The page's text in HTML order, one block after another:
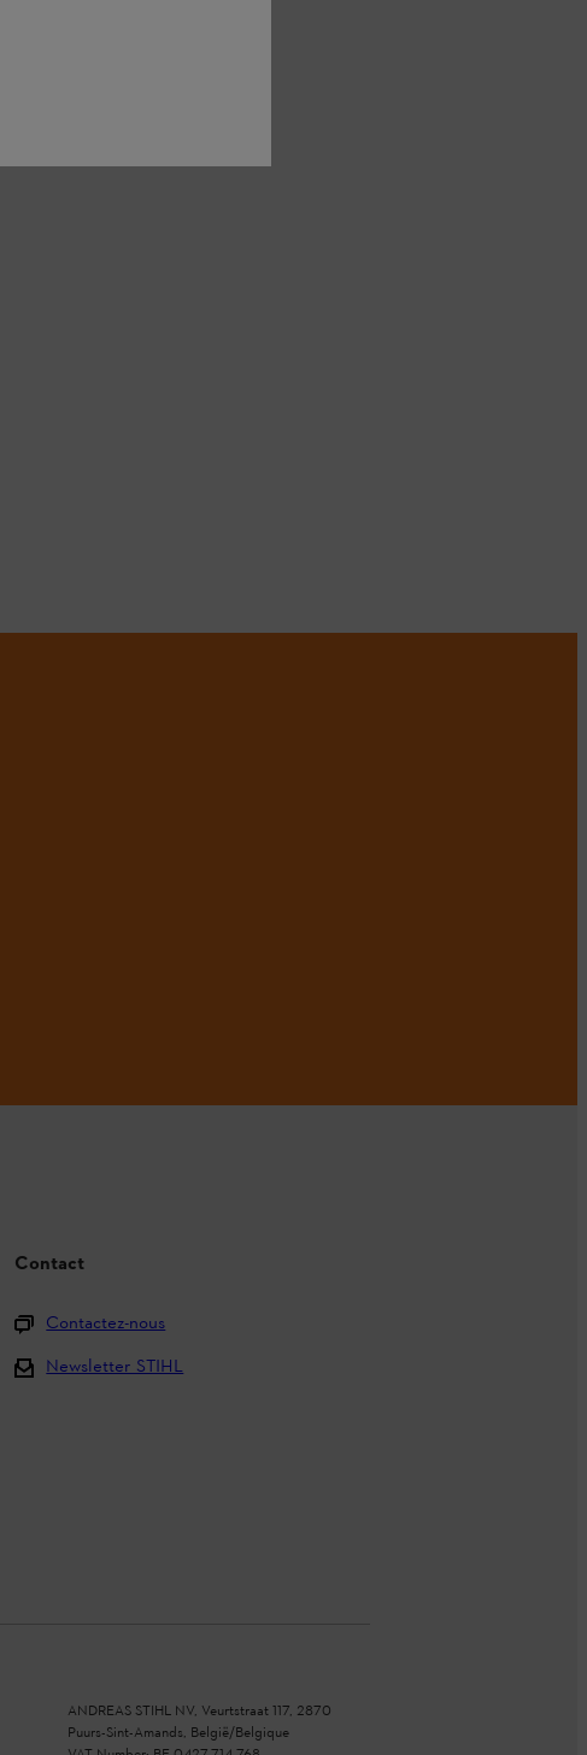
Contact
Contactez-nous
Newsletter STIHL
ANDREAS STIHL NV, Veurtstraat 117, 2870
Puurs-Sint-Amands, België/Belgique